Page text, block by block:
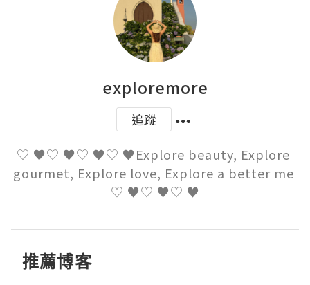
exploremore
追蹤
♡ ♥♡ ♥♡ ♥♡ ♥Explore beauty, Explore
gourmet, Explore love, Explore a better me
♡ ♥♡ ♥♡ ♥
推薦博客